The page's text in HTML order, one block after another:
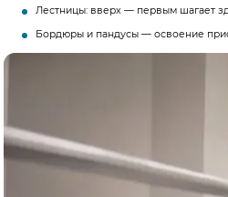
Лестницы: вверх — первым шагает
Бордюры и пандусы — освоение